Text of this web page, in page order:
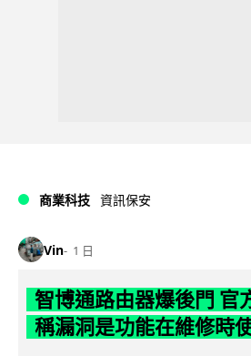
商業科技 資訊保安
Vin 1 日
智博通路由器爆後門 官
稱漏洞是功能在維修時